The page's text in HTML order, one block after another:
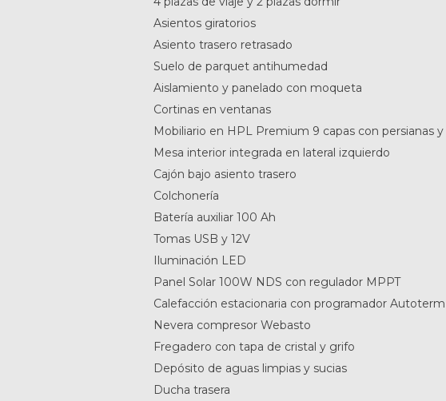
Asientos giratorios
Asiento trasero retrasado
Suelo de parquet antihumedad
Aislamiento y panelado con moqueta
Cortinas en ventanas
Mobiliario en HPL Premium 9 capas con persianas
Mesa interior integrada en lateral izquierdo
Cajón bajo asiento trasero
Colchonería
Batería auxiliar 100 Ah
Tomas USB y 12V
Iluminación LED
Panel Solar 100W NDS con regulador MPPT
Calefacción estacionaria con programador Autoterm
Nevera compresor Webasto
Fregadero con tapa de cristal y grifo
Depósito de aguas limpias y sucias
Ducha trasera